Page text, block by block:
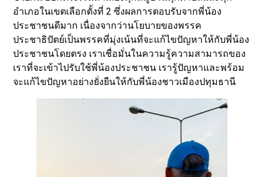
อำเภอในเขตเลือกตั้งที่ 2 ซึ่งผลการตอบรับจากพี่น้อง
ประชาชนดีมาก เนื่องจากว่านโยบายของพรรค
ประชาธิปัตย์เป็นพรรคที่มุ่งเน้นที่จะแก้ไขปัญหาให้กับพี่น้อง
ประชาชนโดยตรง เราเชื่อมั่นในความรู้ความสามารถของ
เราที่จะเข้าไปรับใช้พี่น้องประชาชน เรารู้ปัญหาและพร้อม
จะแก้ไขปัญหาอย่างยั่งยืนให้กับพี่น้องชาวเมืองปทุมธานี